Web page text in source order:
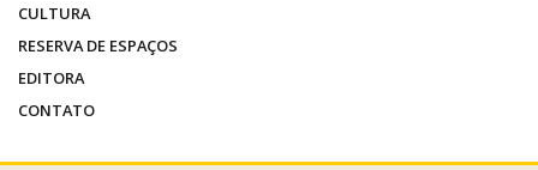
CULTURA
RESERVA DE ESPAÇOS
EDITORA
CONTATO